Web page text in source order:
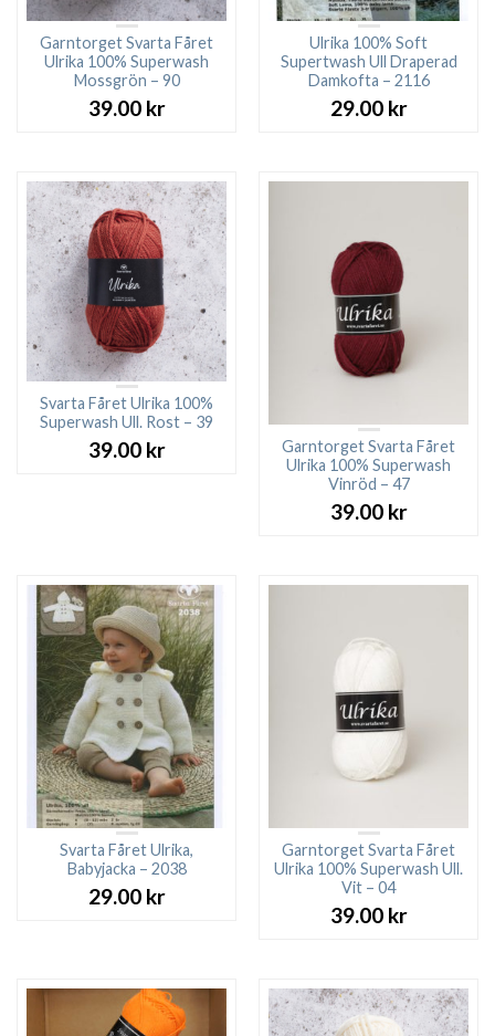
Garntorget Svarta Fåret
Ulrika 100% Superwash
Mossgrön – 90
39.00 kr
Ulrika 100% Soft
Supertwash Ull Draperad
Damkofta – 2116
29.00 kr
Svarta Fåret Ulrika 100%
Superwash Ull. Rost – 39
39.00 kr
Garntorget Svarta Fåret
Ulrika 100% Superwash
Vinröd – 47
39.00 kr
Svarta Fåret Ulrika,
Babyjacka – 2038
29.00 kr
Garntorget Svarta Fåret
Ulrika 100% Superwash Ull.
Vit – 04
39.00 kr